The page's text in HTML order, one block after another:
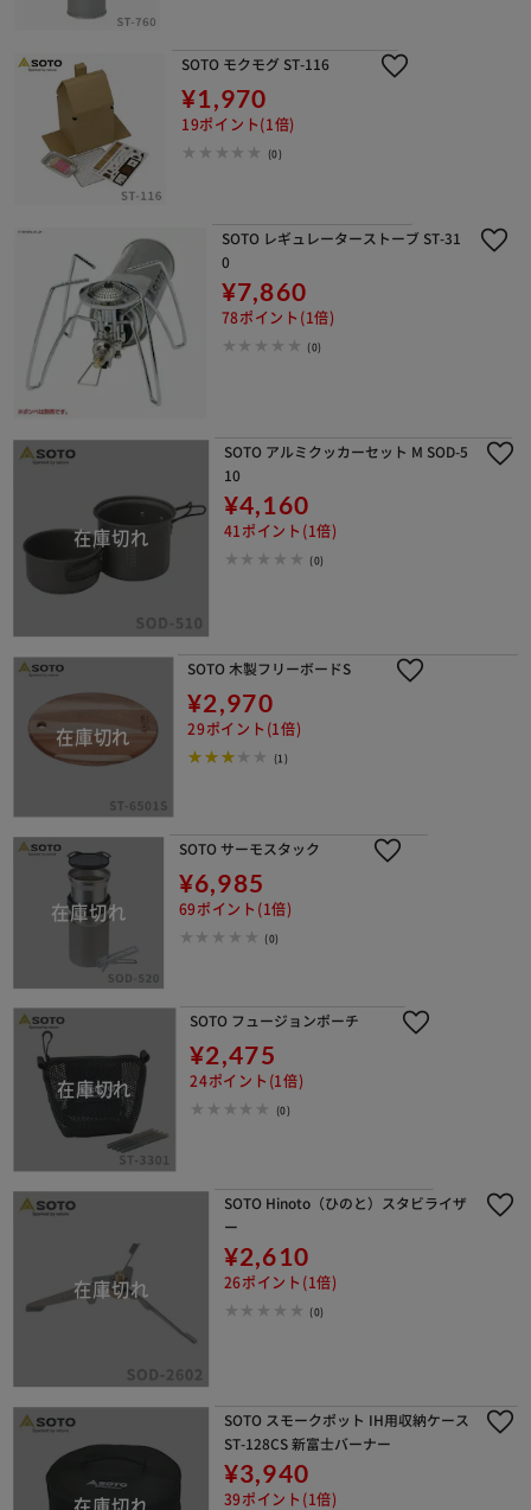
SOTO モクモグ ST-116
¥1,970
19ポイント(1倍)
(0)
SOTO レギュレーターストーブ ST-31
0
¥7,860
78ポイント(1倍)
(0)
SOTO アルミクッカーセット M SOD-5
10
¥4,160
41ポイント(1倍)
(0)
SOTO 木製フリーボードS
¥2,970
29ポイント(1倍)
(1)
SOTO サーモスタック
¥6,985
69ポイント(1倍)
(0)
SOTO フュージョンポーチ
¥2,475
24ポイント(1倍)
(0)
SOTO Hinoto（ひのと）スタビライザ
ー
¥2,610
26ポイント(1倍)
(0)
SOTO スモークポット IH用収納ケース
ST-128CS 新富士バーナー
¥3,940
39ポイント(1倍)